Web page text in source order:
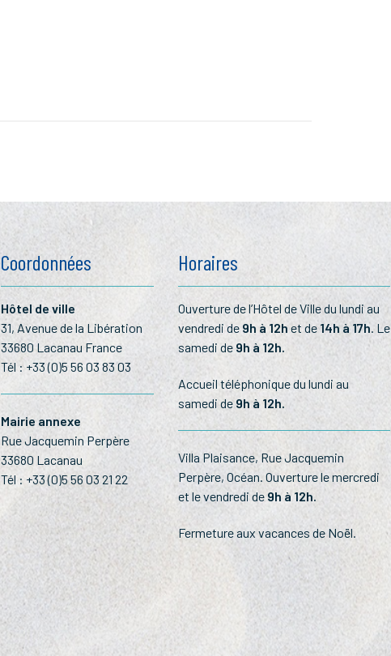
Coordonnées
Hôtel de ville
31, Avenue de la Libération
33680 Lacanau France
Tél : +33 (0)5 56 03 83 03
Mairie annexe
Rue Jacquemin Perpère
33680 Lacanau
Tél : +33 (0)5 56 03 21 22
Horaires
Ouverture de l’Hôtel de Ville du lundi au
vendredi de 9h à 12h et de 14h à 17h . Le
samedi de 9h à 12h.
Accueil téléphonique du lundi au
samedi de 9h à 12h.
Villa Plaisance, Rue Jacquemin
Perpère, Océan. Ouverture le mercredi
et le vendredi de 9h à 12h.
Fermeture aux vacances de Noël.